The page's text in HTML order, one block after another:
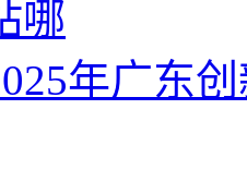
哪
年广东